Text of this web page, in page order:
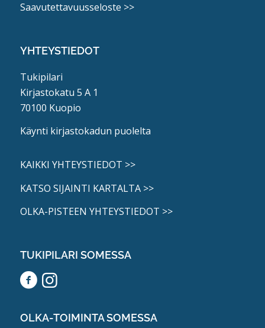
Saavutettavuusseloste >>
YHTEYSTIEDOT
Tukipilari
Kirjastokatu 5 A 1
70100 Kuopio
Käynti kirjastokadun puolelta
KAIKKI YHTEYSTIEDOT >>
KATSO SIJAINTI KARTALTA >>
OLKA-PISTEEN YHTEYSTIEDOT >>
TUKIPILARI SOMESSA
OLKA-TOIMINTA SOMESSA